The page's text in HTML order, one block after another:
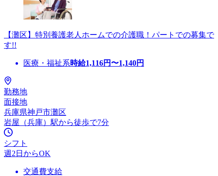
【灘区】特別養護老人ホームでの介護職！パートでの募集で
す!!
医療・福祉系時給1,116円〜1,140円
勤務地
面接地
兵庫県神戸市灘区
岩屋（兵庫）駅から徒歩で7分
シフト
週2日からOK
交通費支給